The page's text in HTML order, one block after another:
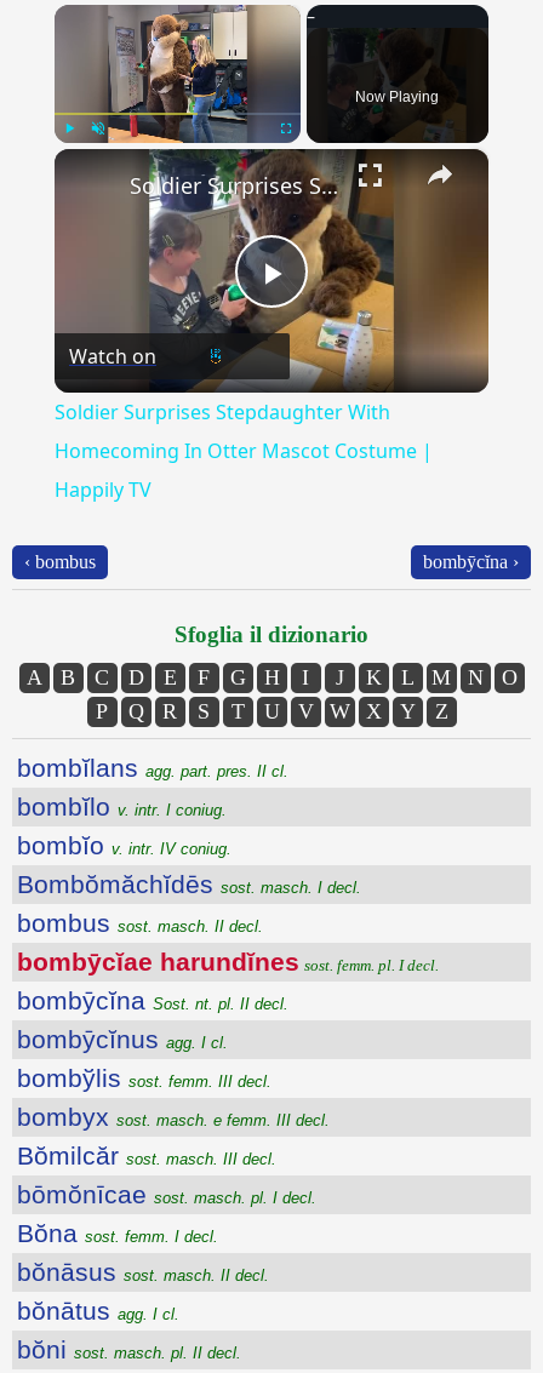
×
Fullscreen
Now Playing
×
Play
Video
Soldier Surprises Stepdaughter With Homecoming In Otter Mascot Costume | Happily TV
Watch on
Soldier Surprises Stepdaughter With
Homecoming In Otter Mascot Costume |
Happily TV
‹ bombus bombȳcĭna ›
Sfoglia il dizionario
A B C D E F G H I J K L M N
O
P
Q R S T U V W X Y Z
bombĭlans agg. part. pres. II cl.
bombĭlo v. intr. I coniug.
bombĭo v. intr. IV coniug.
Bombŏmăchĭdēs sost. masch. I decl.
bombus sost. masch. II decl.
bombȳcĭae harundĭnes sost. femm. pl. I decl.
bombȳcĭna Sost. nt. pl. II decl.
bombȳcĭnus agg. I cl.
bombўlis sost. femm. III decl.
bombyx sost. masch. e femm. III decl.
Bŏmilcăr sost. masch. III decl.
bōmŏnīcae sost. masch. pl. I decl.
Bŏna sost. femm. I decl.
bŏnāsus sost. masch. II decl.
bŏnātus agg. I cl.
bŏni sost. masch. pl. II decl.